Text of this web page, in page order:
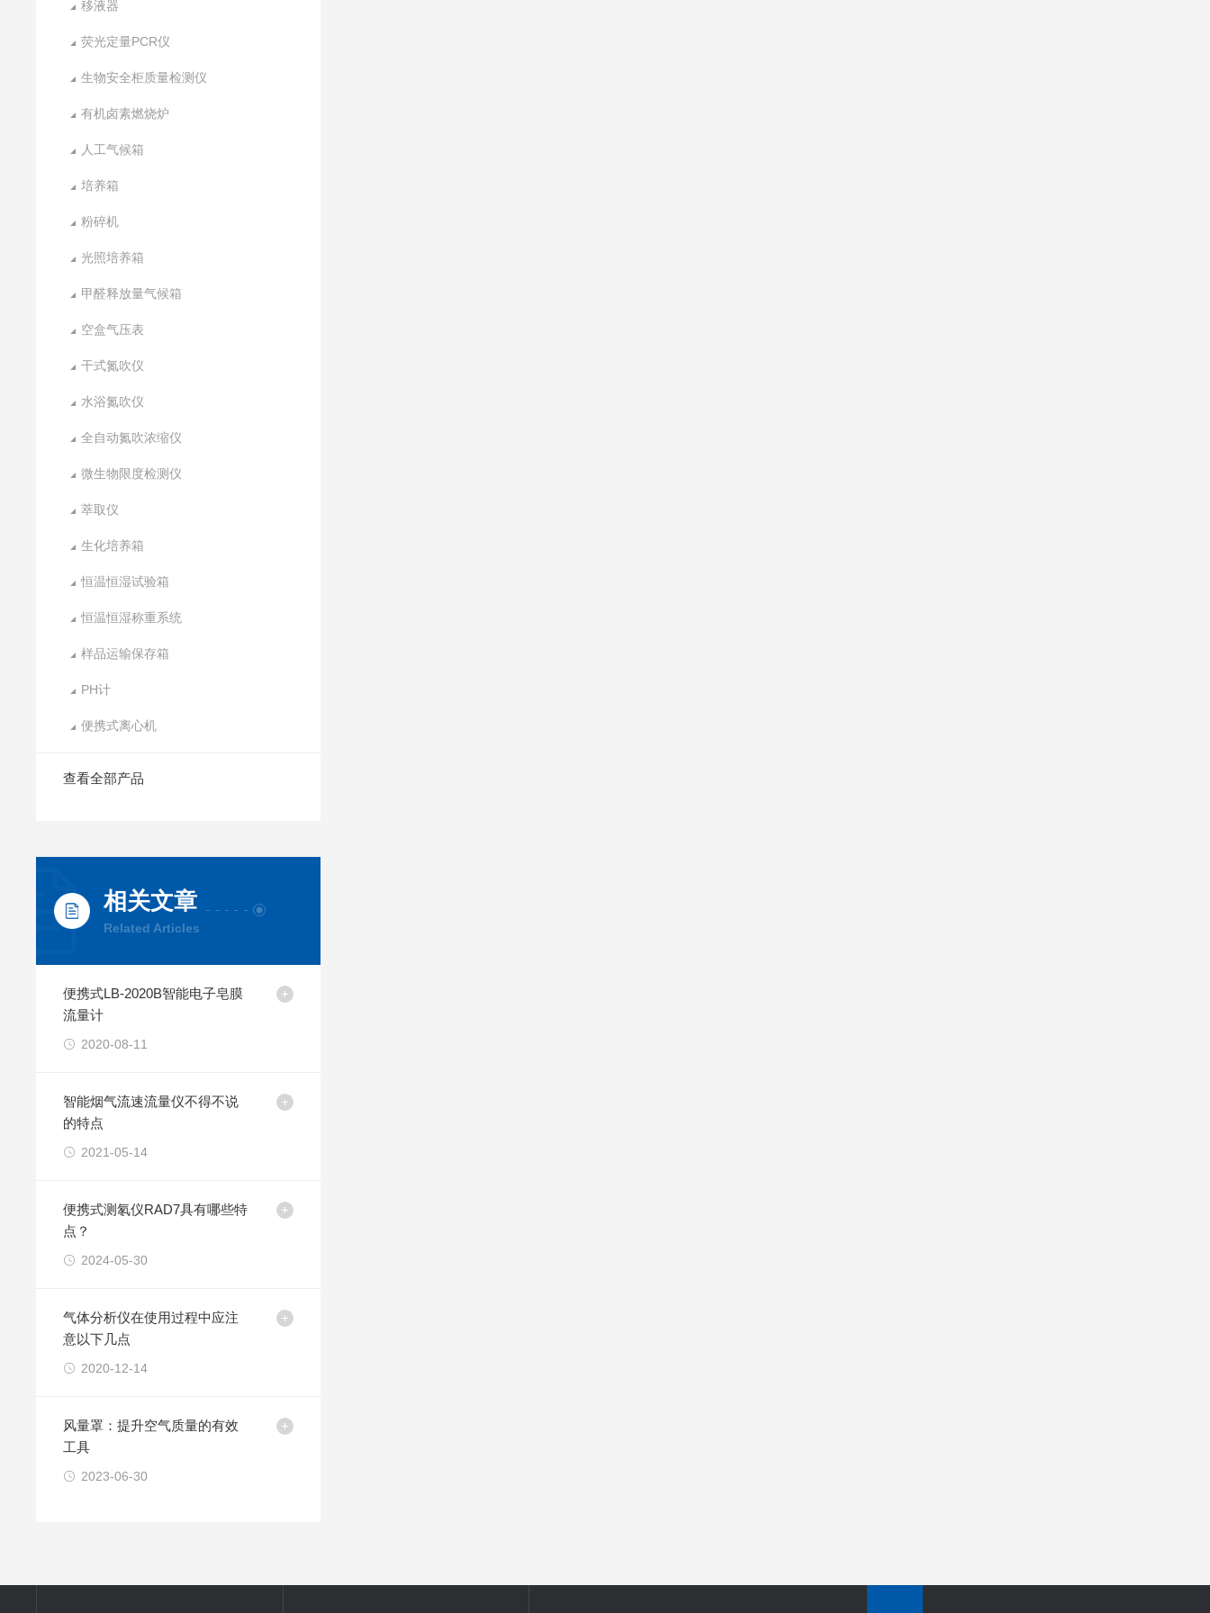
移液器
荧光定量PCR仪
生物安全柜质量检测仪
有机卤素燃烧炉
人工气候箱
培养箱
粉碎机
光照培养箱
甲醛释放量气候箱
空盒气压表
干式氮吹仪
水浴氮吹仪
全自动氮吹浓缩仪
微生物限度检测仪
萃取仪
生化培养箱
恒温恒湿试验箱
恒温恒湿称重系统
样品运输保存箱
PH计
便携式离心机
查看全部产品
相关文章
Related Articles
便携式LB-2020B智能电子皂膜
流量计
2020-08-11
智能烟气流速流量仪不得不说
的特点
2021-05-14
便携式测氡仪RAD7具有哪些特
点？
2024-05-30
气体分析仪在使用过程中应注
意以下几点
2020-12-14
风量罩：提升空气质量的有效
工具
2023-06-30